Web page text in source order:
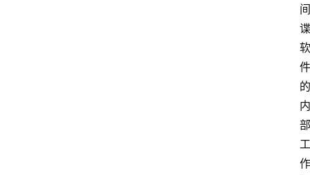
间
谍
软
件
的
内
部
工
作